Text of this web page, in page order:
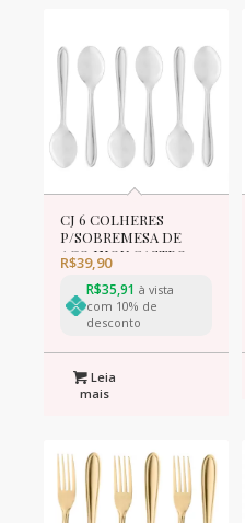
CJ 6 COLHERES
P/SOBREMESA DE
ACO INOX GASTRO
13cm
R$39,90
R$35,91 à vista
com 10% de
desconto
Leia
mais